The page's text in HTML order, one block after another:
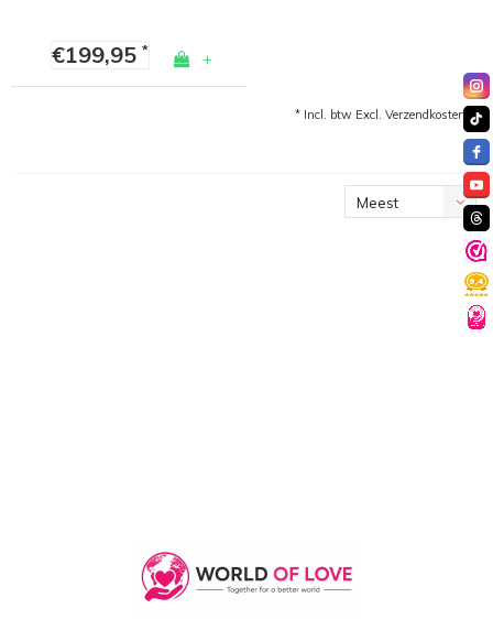
€199,95* +
* Incl. btw Excl. Verzendkosten
Meest